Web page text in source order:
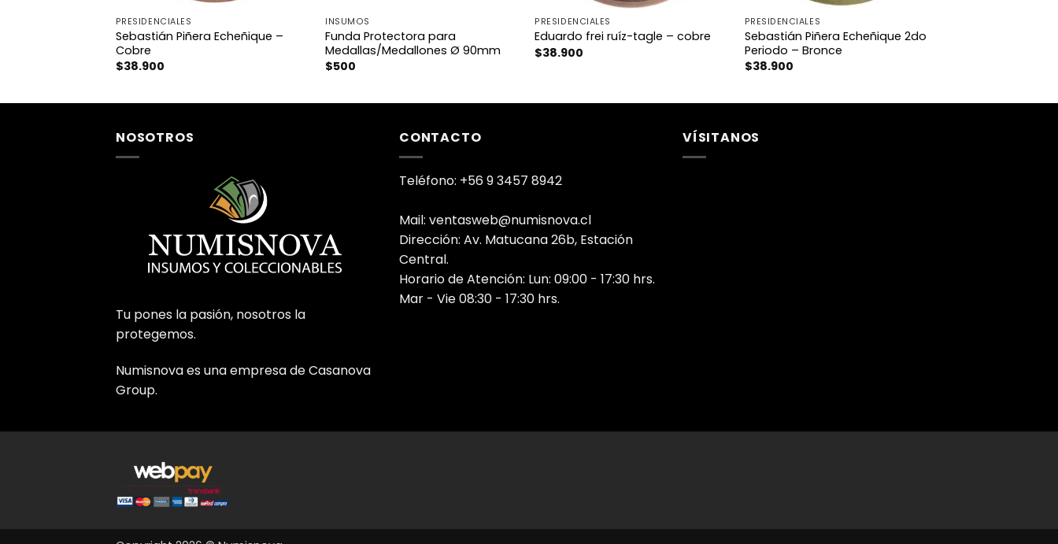
PRESIDENCIALES
Sebastián Piñera Echeñique –
Cobre
$38.900
INSUMOS
Funda Protectora para
Medallas/Medallones Ø 90mm
$500
PRESIDENCIALES
Eduardo frei ruíz-tagle – cobre
$38.900
PRESIDENCIALES
Sebastián Piñera Echeñique 2do
Periodo – Bronce
$38.900
NOSOTROS
Tu pones la pasión, nosotros la
protegemos.
Numisnova es una empresa de Casanova
Group.
CONTACTO
Teléfono: +56 9 3457 8942
Mail: ventasweb@numisnova.cl
Dirección: Av. Matucana 26b, Estación
Central.
Horario de Atención: Lun: 09:00 - 17:30 hrs.
Mar - Vie 08:30 - 17:30 hrs.
VÍSITANOS